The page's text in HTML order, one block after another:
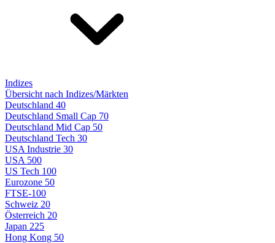
Indizes
Übersicht nach Indizes/Märkten
Deutschland 40
Deutschland Small Cap 70
Deutschland Mid Cap 50
Deutschland Tech 30
USA Industrie 30
USA 500
US Tech 100
Eurozone 50
FTSE-100
Schweiz 20
Österreich 20
Japan 225
Hong Kong 50